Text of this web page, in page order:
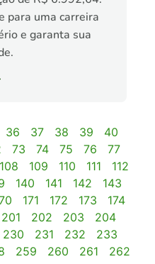
para uma carreira
e garanta sua
36 37 38 39
40
73 74 75 76
77
108 109 110 111
112
140 141 142
143
171 172 173
174
201 202 203
204
230 231 232
233
259 260 261
262